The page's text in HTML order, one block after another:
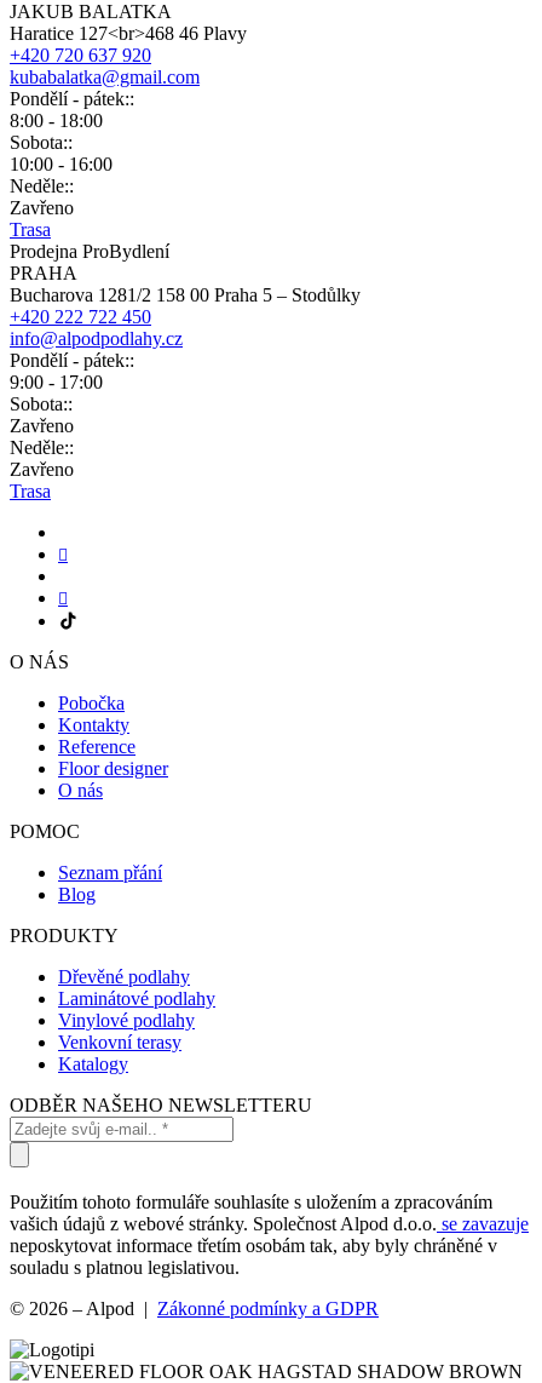
JAKUB BALATKA
Haratice 127<br>468 46 Plavy
+420 720 637 920
kubabalatka@gmail.com
Pondělí - pátek::
8:00 - 18:00
Sobota::
10:00 - 16:00
Neděle::
Zavřeno
Trasa
Prodejna ProBydlení
PRAHA
Bucharova 1281/2 158 00 Praha 5 – Stodůlky
+420 222 722 450
info@alpodpodlahy.cz
Pondělí - pátek::
9:00 - 17:00
Sobota::
Zavřeno
Neděle::
Zavřeno
Trasa
O NÁS
Pobočka
Kontakty
Reference
Floor designer
O nás
POMOC
Seznam přání
Blog
PRODUKTY
Dřevěné podlahy
Laminátové podlahy
Vinylové podlahy
Venkovní terasy
Katalogy
ODBĚR NAŠEHO NEWSLETTERU
Použitím tohoto formuláře souhlasíte s uložením a zpracováním
vašich údajů z webové stránky. Společnost Alpod d.o.o. se zavazuje
neposkytovat informace třetím osobám tak, aby byly chráněné v
souladu s platnou legislativou.
© 2026 – Alpod | Zákonné podmínky a GDPR